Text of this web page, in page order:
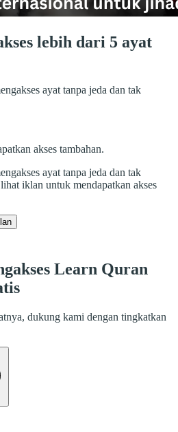
lebih dari 5 ayat
ayat tanpa jeda dan tak
akses tambahan.
ayat tanpa jeda dan tak
iklan untuk mendapatkan akses
Learn Quran
dukung kami dengan tingkatkan